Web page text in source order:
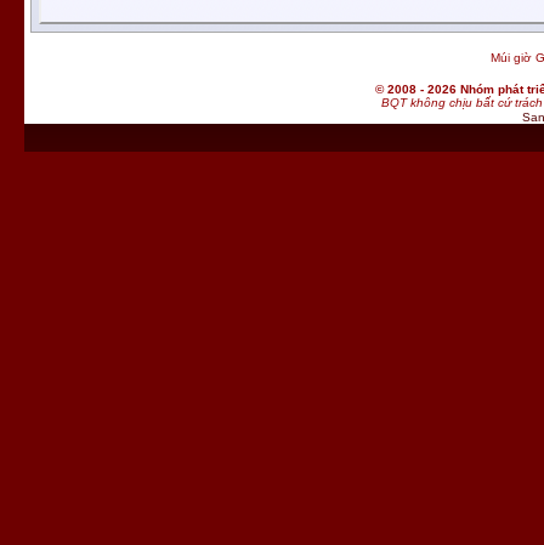
Múi giờ
© 2008 - 2026 Nhóm phát
BQT không chịu bất cứ